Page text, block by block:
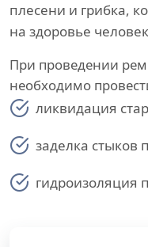
плесени и грибка,
на здоровье
При проведении
необходимо
ликвидация
заделка стыков
гидроизоляция